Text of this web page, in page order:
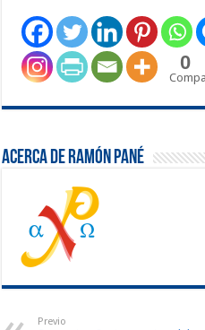
0
Acerca de Ramón Pané
Previo